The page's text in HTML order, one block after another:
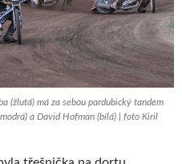
(žlutá) má za sebou pardubický tandem
a David Hofman (bílá) | foto Kiril